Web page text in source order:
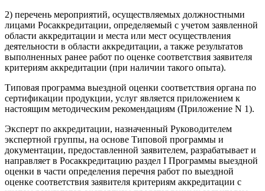
2) перечень мероприятий, осуществляемых должностными
лицами Росаккредитации, определяемый с учетом заявленной
области аккредитации и места или мест осуществления
деятельности в области аккредитации, а также результатов
выполненных ранее работ по оценке соответствия заявителя
критериям аккредитации (при наличии такого опыта).
Типовая программа выездной оценки соответствия органа по
сертификации продукции, услуг является приложением к
настоящим методическим рекомендациям (Приложение N 1).
Эксперт по аккредитации, назначенный Руководителем
экспертной группы, на основе Типовой программы и
документации, предоставленной заявителем, разрабатывает и
направляет в Росаккредитацию раздел I Программы выездной
оценки в части определения перечня работ по выездной
оценке соответствия заявителя критериям аккредитации с